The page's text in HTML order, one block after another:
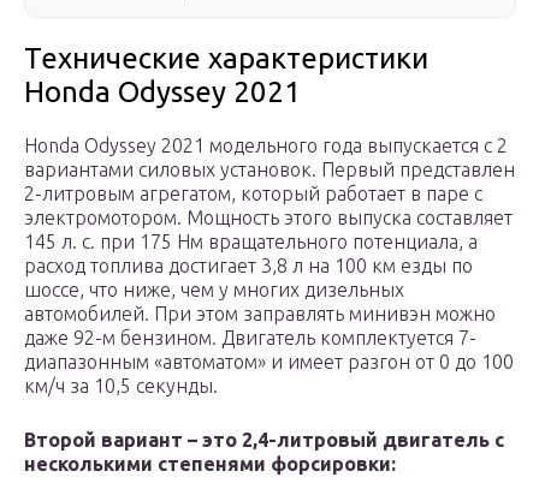
Технические характеристики
Honda Odyssey 2021
Honda Odyssey 2021 модельного года выпускается с 2
вариантами силовых установок. Первый представлен
2-литровым агрегатом, который работает в паре с
электромотором. Мощность этого выпуска составляет
145 л. с. при 175 Нм вращательного потенциала, а
расход топлива достигает 3,8 л на 100 км езды по
шоссе, что ниже, чем у многих дизельных
автомобилей. При этом заправлять минивэн можно
даже 92-м бензином. Двигатель комплектуется 7-
диапазонным «автоматом» и имеет разгон от 0 до 100
км/ч за 10,5 секунды.
Второй вариант – это 2,4-литровый двигатель с
несколькими степенями форсировки: